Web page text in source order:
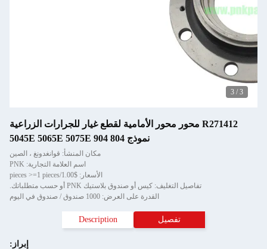
3
/
3
R271412 محور محور الأمامية لقطع غيار للجرارات الزراعية
نموذج 804 904 5045E 5065E 5075E
مكان المنشأ: قوانغدونغ ، الصين
اسم العلامة التجارية: PNK
الأسعار: $1.00/pieces >=1 pieces
تفاصيل التغليف: كيس أو صندوق بلاستيك PNK أو حسب متطلباتك.
القدرة على العرض: 1000 صندوق / صندوق في اليوم
تفصيل Description
إبراز: